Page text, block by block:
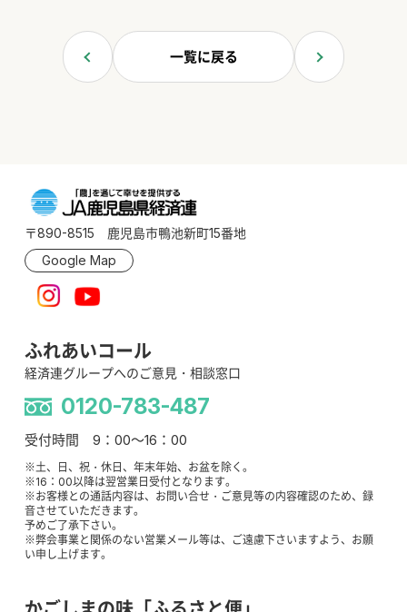
一覧に戻る
〒890-8515 鹿児島市鴨池新町15番地
Google Map
ふれあいコール
経済連グループへのご意見・相談窓口
0120-783-487
受付時間 9：00～16：00
※土、日、祝・休日、年末年始、お盆を除く。
※16：00以降は翌営業日受付となります。
※お客様との通話内容は、お問い合せ・ご意見等の内容確認のため、録
音させていただきます。
予めご了承下さい。
※弊会事業と関係のない営業メール等は、ご遠慮下さいますよう、お願
い申し上げます。